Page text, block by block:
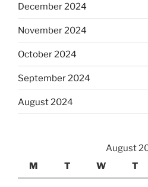
December 2024
November 2024
October 2024
September 2024
August 2024
August
M
T W T